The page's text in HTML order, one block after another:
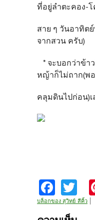
ที่อยู่ลำตะคอง-
สาย ๆ วันอาทิต
จากสวน ครับ)
* จะบอกว่าข้า
หญ้าก็ไม่ถาก(พ
คลุมดินไปก่อน)เ
Fa
ce w
บล็อกของ สุวิทย์_สีคิ้ว